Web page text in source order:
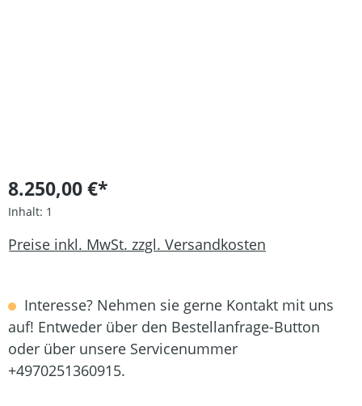
8.250,00 €*
Inhalt: 1
Preise inkl. MwSt. zzgl. Versandkosten
Interesse? Nehmen sie gerne Kontakt mit uns
auf! Entweder über den Bestellanfrage-Button
oder über unsere Servicenummer
+4970251360915.